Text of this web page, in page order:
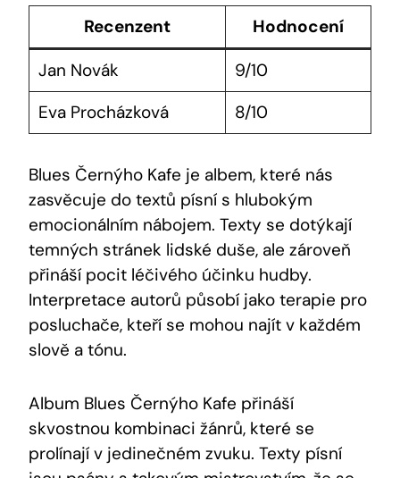
Recenzent
Hodnocení
Jan Novák
9/10
Eva Procházková
8/10
Blues Černýho Kafe je albem, které nás
zasvěcuje do textů písní s hlubokým
emocionálním nábojem. Texty se dotýkají
temných stránek lidské duše, ale zároveň
přináší pocit léčivého účinku hudby.
Interpretace autorů působí jako terapie pro
posluchače, kteří se mohou najít v každém
slově a tónu.
Album Blues Černýho Kafe přináší
skvostnou kombinaci žánrů, které se
prolínají v jedinečném zvuku. Texty písní